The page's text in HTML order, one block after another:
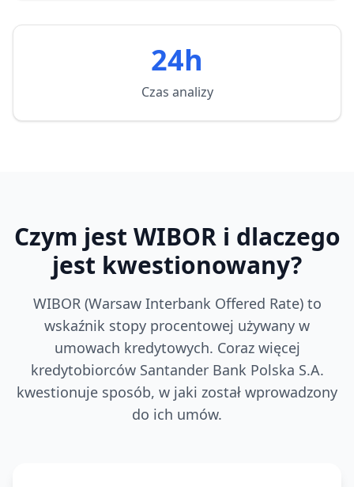
24h
Czas analizy
Czym jest WIBOR i dlaczego
jest kwestionowany?
WIBOR (Warsaw Interbank Offered Rate) to
wskaźnik stopy procentowej używany w
umowach kredytowych. Coraz więcej
kredytobiorców Santander Bank Polska S.A.
kwestionuje sposób, w jaki został wprowadzony
do ich umów.